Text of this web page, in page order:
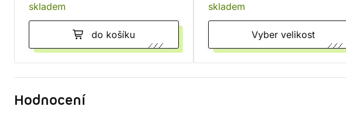
skladem
do košíku
skladem
Vyber velikost
Hodnocení